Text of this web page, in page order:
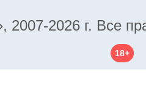
2026 г. Все
18+